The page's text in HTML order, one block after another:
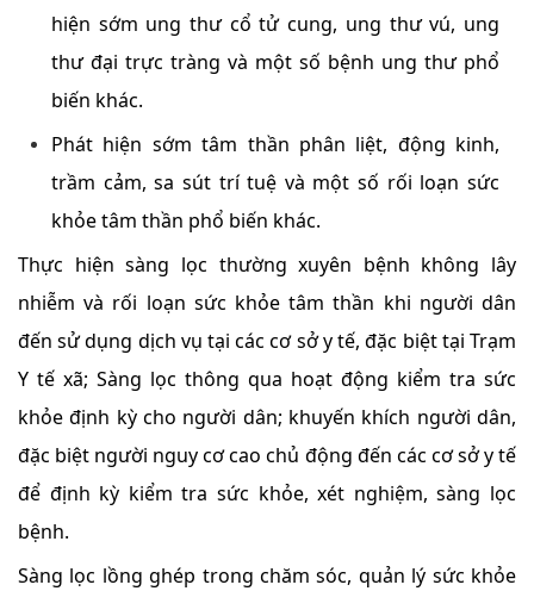
hiện sớm ung thư cổ tử cung, ung thư vú, ung
thư đại trực tràng và một số bệnh ung thư phổ
biến khác.
Phát hiện sớm tâm thần phân liệt, động kinh,
trầm cảm, sa sút trí tuệ và một số rối loạn sức
khỏe tâm thần phổ biến khác.
Thực hiện sàng lọc thường xuyên bệnh không lây
nhiễm và rối loạn sức khỏe tâm thần khi người dân
đến sử dụng dịch vụ tại các cơ sở y tế, đặc biệt tại Trạm
Y tế xã; Sàng lọc thông qua hoạt động kiểm tra sức
khỏe định kỳ cho người dân; khuyến khích người dân,
đặc biệt người nguy cơ cao chủ động đến các cơ sở y tế
để định kỳ kiểm tra sức khỏe, xét nghiệm, sàng lọc
bệnh.
Sàng lọc lồng ghép trong chăm sóc, quản lý sức khỏe